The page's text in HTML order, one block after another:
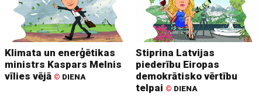
Klimata un enerģētikas
ministrs Kaspars Melnis
vīlies vējā © DIENA
Stiprina Latvijas
piederību Eiropas
demokrātisko vērtību
telpai © DIENA